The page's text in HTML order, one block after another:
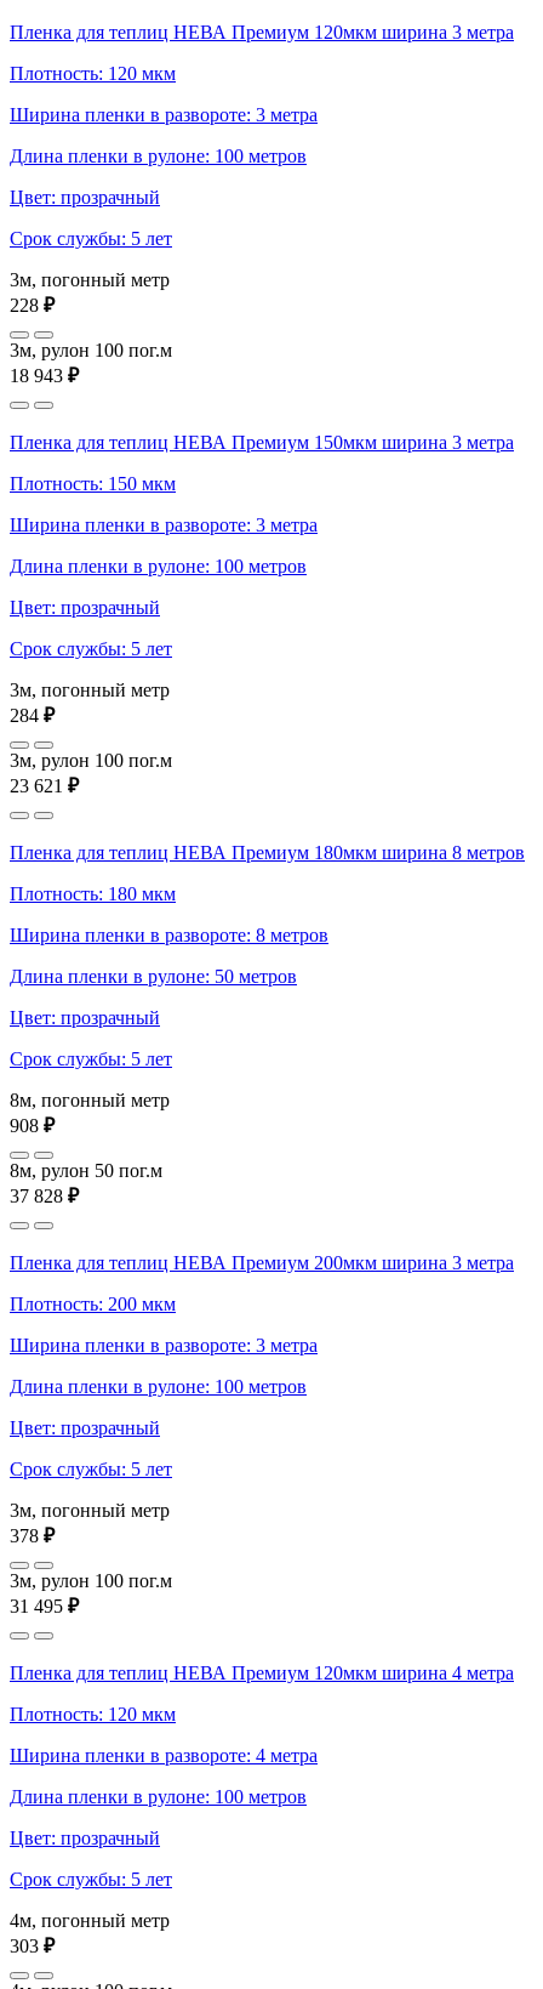
Пленка для теплиц НЕВА Премиум 120мкм ширина 3 метра
Плотность: 120 мкм
Ширина пленки в развороте: 3 метра
Длина пленки в рулоне: 100 метров
Цвет: прозрачный
Срок службы: 5 лет
3м, погонный метр
228 ₽
3м, рулон 100 пог.м
18 943 ₽
Пленка для теплиц НЕВА Премиум 150мкм ширина 3 метра
Плотность: 150 мкм
Ширина пленки в развороте: 3 метра
Длина пленки в рулоне: 100 метров
Цвет: прозрачный
Срок службы: 5 лет
3м, погонный метр
284 ₽
3м, рулон 100 пог.м
23 621 ₽
Пленка для теплиц НЕВА Премиум 180мкм ширина 8 метров
Плотность: 180 мкм
Ширина пленки в развороте: 8 метров
Длина пленки в рулоне: 50 метров
Цвет: прозрачный
Срок службы: 5 лет
8м, погонный метр
908 ₽
8м, рулон 50 пог.м
37 828 ₽
Пленка для теплиц НЕВА Премиум 200мкм ширина 3 метра
Плотность: 200 мкм
Ширина пленки в развороте: 3 метра
Длина пленки в рулоне: 100 метров
Цвет: прозрачный
Срок службы: 5 лет
3м, погонный метр
378 ₽
3м, рулон 100 пог.м
31 495 ₽
Пленка для теплиц НЕВА Премиум 120мкм ширина 4 метра
Плотность: 120 мкм
Ширина пленки в развороте: 4 метра
Длина пленки в рулоне: 100 метров
Цвет: прозрачный
Срок службы: 5 лет
4м, погонный метр
303 ₽